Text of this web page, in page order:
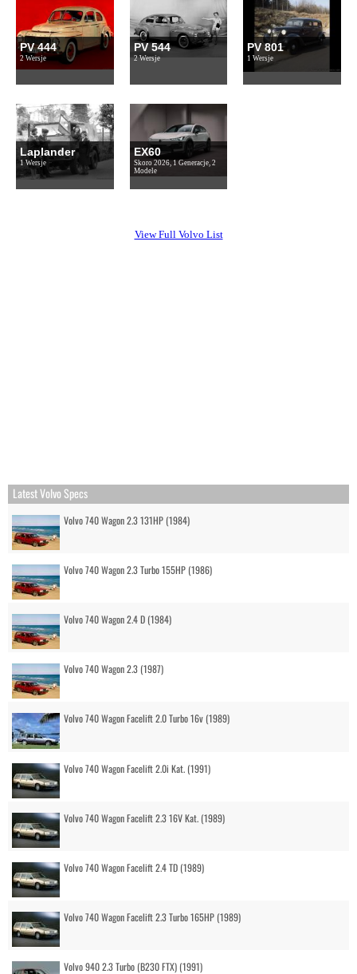
PV 444
2 Wersje
PV 544
2 Wersje
PV 801
1 Wersje
Laplander
1 Wersje
EX60
Skoro 2026, 1 Generacje, 2
Modele
View Full Volvo List
Latest Volvo Specs
Volvo 740 Wagon 2.3 131HP (1984)
Volvo 740 Wagon 2.3 Turbo 155HP (1986)
Volvo 740 Wagon 2.4 D (1984)
Volvo 740 Wagon 2.3 (1987)
Volvo 740 Wagon Facelift 2.0 Turbo 16v (1989)
Volvo 740 Wagon Facelift 2.0i Kat. (1991)
Volvo 740 Wagon Facelift 2.3 16V Kat. (1989)
Volvo 740 Wagon Facelift 2.4 TD (1989)
Volvo 740 Wagon Facelift 2.3 Turbo 165HP (1989)
Volvo 940 2.3 Turbo (B230 FTX) (1991)